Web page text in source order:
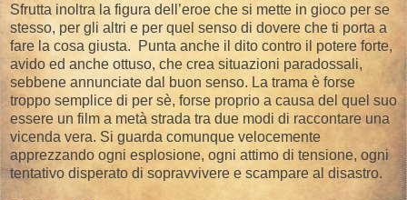
Sfrutta inoltra la figura dell’eroe che si mette in gioco per se
stesso, per gli altri e per quel senso di dovere che ti porta a
fare la cosa giusta. Punta anche il dito contro il potere forte,
avido ed anche ottuso, che crea situazioni paradossali,
sebbene annunciate dal buon senso. La trama è forse
troppo semplice di per sè, forse proprio a causa del quel suo
essere un film a metà strada tra due modi di raccontare una
vicenda vera. Si guarda comunque velocemente
apprezzando ogni esplosione, ogni attimo di tensione, ogni
tentativo disperato di sopravvivere e scampare al disastro.